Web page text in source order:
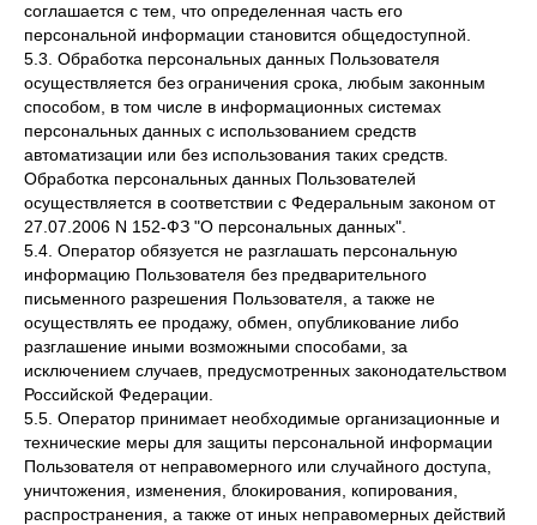
соглашается с тем, что определенная часть его
персональной информации становится общедоступной.
5.3. Обработка персональных данных Пользователя
осуществляется без ограничения срока, любым законным
способом, в том числе в информационных системах
персональных данных с использованием средств
автоматизации или без использования таких средств.
Обработка персональных данных Пользователей
осуществляется в соответствии с Федеральным законом от
27.07.2006 N 152-ФЗ "О персональных данных".
5.4. Оператор обязуется не разглашать персональную
информацию Пользователя без предварительного
письменного разрешения Пользователя, а также не
осуществлять ее продажу, обмен, опубликование либо
разглашение иными возможными способами, за
исключением случаев, предусмотренных законодательством
Российской Федерации.
5.5. Оператор принимает необходимые организационные и
технические меры для защиты персональной информации
Пользователя от неправомерного или случайного доступа,
уничтожения, изменения, блокирования, копирования,
распространения, а также от иных неправомерных действий